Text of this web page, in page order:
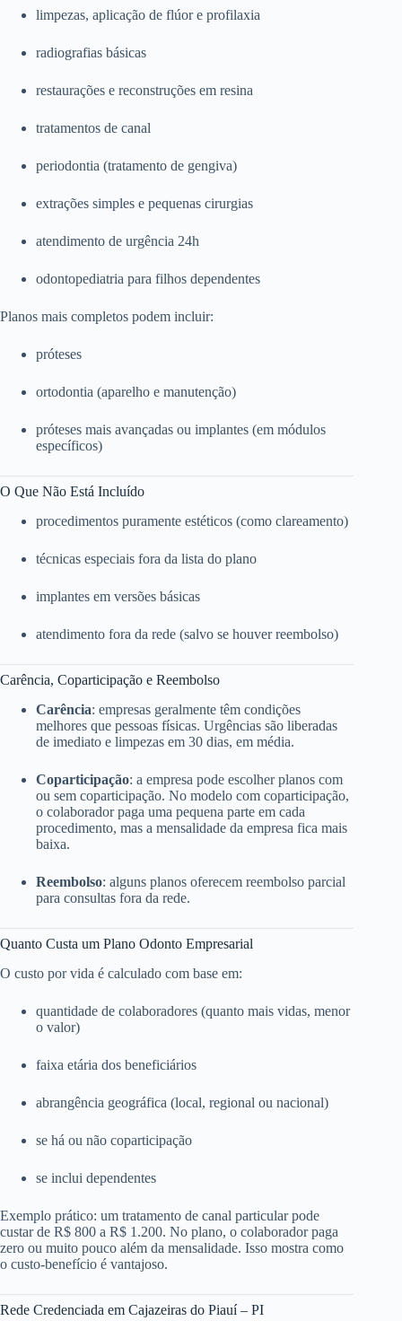
limpezas, aplicação de flúor e profilaxia
radiografias básicas
restaurações e reconstruções em resina
tratamentos de canal
periodontia (tratamento de gengiva)
extrações simples e pequenas cirurgias
atendimento de urgência 24h
odontopediatria para filhos dependentes
Planos mais completos podem incluir:
próteses
ortodontia (aparelho e manutenção)
próteses mais avançadas ou implantes (em módulos
específicos)
O Que Não Está Incluído
procedimentos puramente estéticos (como clareamento)
técnicas especiais fora da lista do plano
implantes em versões básicas
atendimento fora da rede (salvo se houver reembolso)
Carência, Coparticipação e Reembolso
Carência: empresas geralmente têm condições
melhores que pessoas físicas. Urgências são liberadas
de imediato e limpezas em 30 dias, em média.
Coparticipação: a empresa pode escolher planos com
ou sem coparticipação. No modelo com coparticipação,
o colaborador paga uma pequena parte em cada
procedimento, mas a mensalidade da empresa fica mais
baixa.
Reembolso: alguns planos oferecem reembolso parcial
para consultas fora da rede.
Quanto Custa um Plano Odonto Empresarial
O custo por vida é calculado com base em:
quantidade de colaboradores (quanto mais vidas, menor
o valor)
faixa etária dos beneficiários
abrangência geográfica (local, regional ou nacional)
se há ou não coparticipação
se inclui dependentes
Exemplo prático: um tratamento de canal particular pode
custar de R$ 800 a R$ 1.200. No plano, o colaborador paga
zero ou muito pouco além da mensalidade. Isso mostra como
o custo-benefício é vantajoso.
Rede Credenciada em Cajazeiras do Piauí – PI